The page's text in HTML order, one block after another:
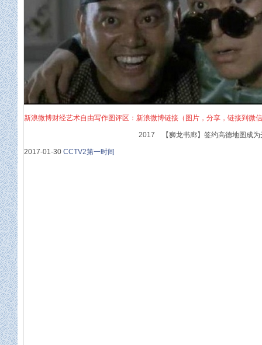
新浪微博财经艺术自由写作图评区：新浪微博链接（图片，分享，链接到微
2017 【狮龙书廊】签约高德地图成为
2017-01-30 CCTV2第一时间